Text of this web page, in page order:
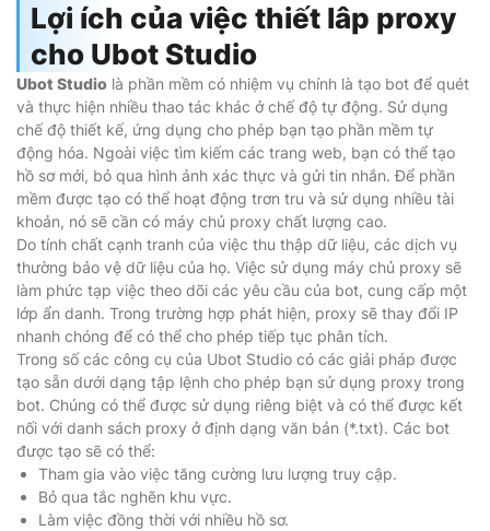
Lợi ích của việc thiết lâp proxy
cho Ubot Studio
Ubot Studio là phần mềm có nhiệm vụ chính là tạo bot để quét
và thực hiện nhiều thao tác khác ở chế độ tự động. Sử dụng
chế độ thiết kế, ứng dụng cho phép bạn tạo phần mềm tự
động hóa. Ngoài việc tìm kiếm các trang web, bạn có thể tạo
hồ sơ mới, bỏ qua hình ảnh xác thực và gửi tin nhắn. Để phần
mềm được tạo có thể hoạt động trơn tru và sử dụng nhiều tài
khoản, nó sẽ cần có máy chủ proxy chất lượng cao.
Do tính chất cạnh tranh của việc thu thập dữ liệu, các dịch vụ
thường bảo vệ dữ liệu của họ. Việc sử dụng máy chủ proxy sẽ
làm phức tạp việc theo dõi các yêu cầu của bot, cung cấp một
lớp ẩn danh. Trong trường hợp phát hiện, proxy sẽ thay đổi IP
nhanh chóng để có thể cho phép tiếp tục phân tích.
Trong số các công cụ của Ubot Studio có các giải pháp được
tạo sẵn dưới dạng tập lệnh cho phép bạn sử dụng proxy trong
bot. Chúng có thể được sử dụng riêng biệt và có thể được kết
nối với danh sách proxy ở định dạng văn bản (*.txt). Các bot
được tạo sẽ có thể:
Tham gia vào việc tăng cường lưu lượng truy cập.
Bỏ qua tắc nghẽn khu vực.
Làm việc đồng thời với nhiều hồ sơ.